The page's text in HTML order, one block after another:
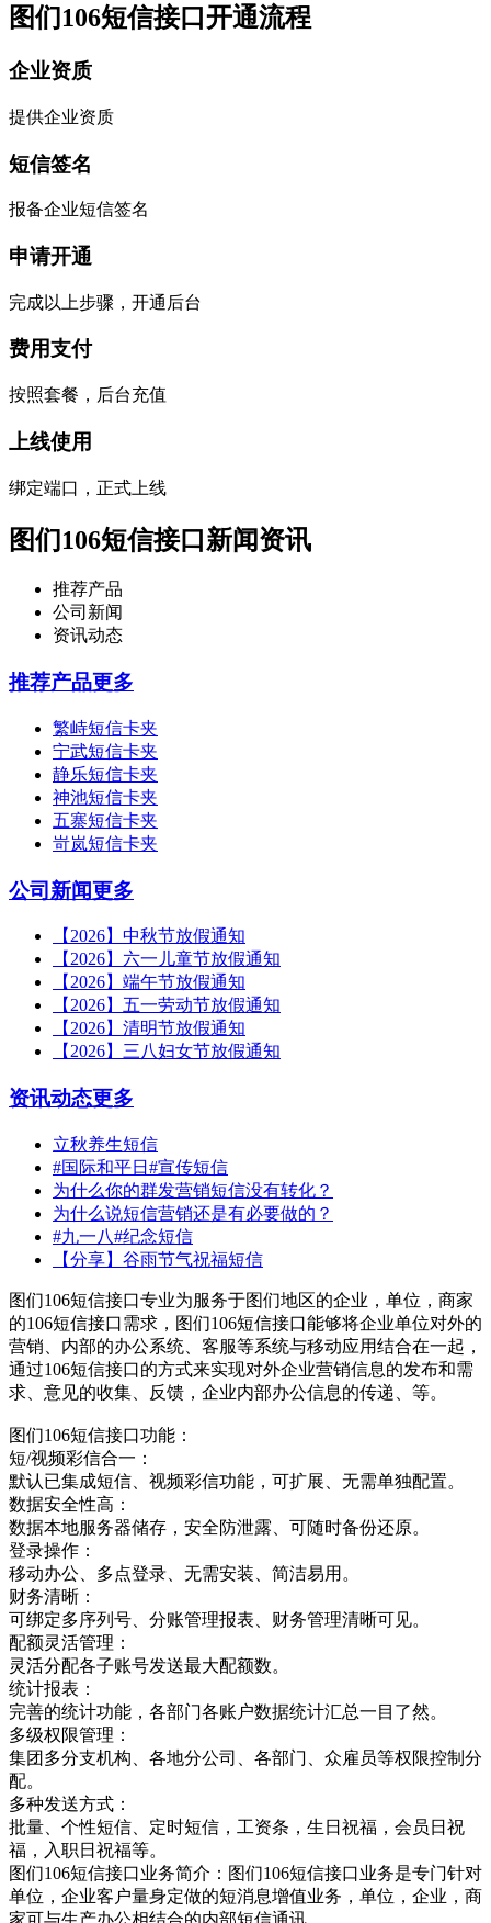
图们106短信接口开通流程
企业资质
提供企业资质
短信签名
报备企业短信签名
申请开通
完成以上步骤，开通后台
费用支付
按照套餐，后台充值
上线使用
绑定端口，正式上线
图们106短信接口新闻资讯
推荐产品
公司新闻
资讯动态
推荐产品更多
繁峙短信卡夹
宁武短信卡夹
静乐短信卡夹
神池短信卡夹
五寨短信卡夹
岢岚短信卡夹
公司新闻更多
【2026】中秋节放假通知
【2026】六一儿童节放假通知
【2026】端午节放假通知
【2026】五一劳动节放假通知
【2026】清明节放假通知
【2026】三八妇女节放假通知
资讯动态更多
立秋养生短信
#国际和平日#宣传短信
为什么你的群发营销短信没有转化？
为什么说短信营销还是有必要做的？
#九一八#纪念短信
【分享】谷雨节气祝福短信
图们106短信接口专业为服务于图们地区的企业，单位，商家
的106短信接口需求，图们106短信接口能够将企业单位对外的
营销、内部的办公系统、客服等系统与移动应用结合在一起，
通过106短信接口的方式来实现对外企业营销信息的发布和需
求、意见的收集、反馈，企业内部办公信息的传递、等。
图们106短信接口功能：
短/视频彩信合一：
默认已集成短信、视频彩信功能，可扩展、无需单独配置。
数据安全性高：
数据本地服务器储存，安全防泄露、可随时备份还原。
登录操作：
移动办公、多点登录、无需安装、简洁易用。
财务清晰：
可绑定多序列号、分账管理报表、财务管理清晰可见。
配额灵活管理：
灵活分配各子账号发送最大配额数。
统计报表：
完善的统计功能，各部门各账户数据统计汇总一目了然。
多级权限管理：
集团多分支机构、各地分公司、各部门、众雇员等权限控制分
配。
多种发送方式：
批量、个性短信、定时短信，工资条，生日祝福，会员日祝
福，入职日祝福等。
图们106短信接口业务简介：图们106短信接口业务是专门针对
单位，企业客户量身定做的短消息增值业务，单位，企业，商
家可与生产办公相结合的内部短信通讯，